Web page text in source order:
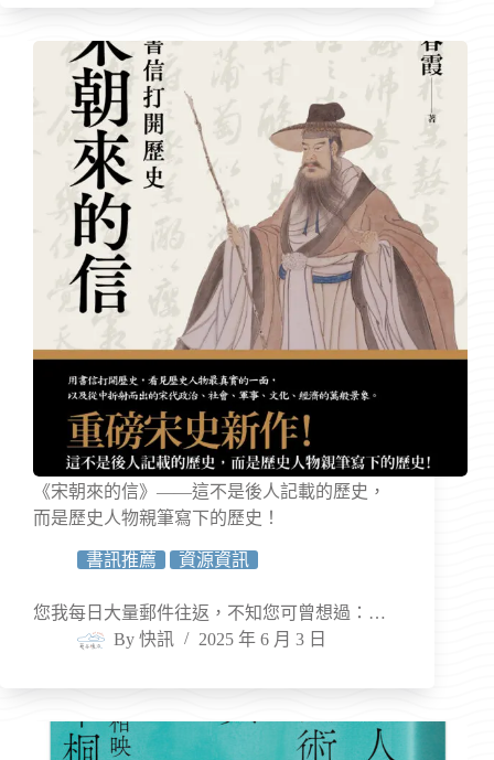
《宋朝來的信》——這不是後人記載的歷史，
而是歷史人物親筆寫下的歷史！
書訊推薦 資源資訊
您我每日大量郵件往返，不知您可曾想過：…
By 快訊 2025 年 6 月 3 日